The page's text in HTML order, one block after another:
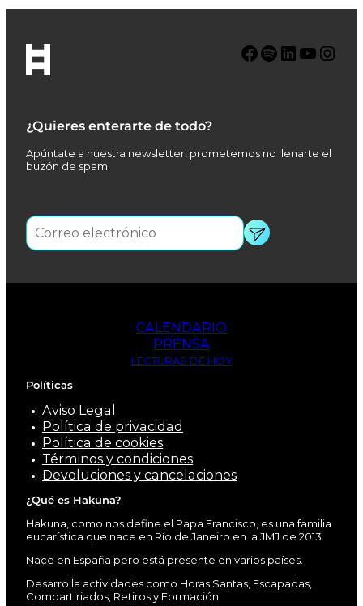
¿Quieres enterarte de todo?
Apúntate a nuestra newsletter, prometemos no llenarte el
buzón de spam.
Facebook Spotify LinkedIn YouTube Instagram
CALENDARIO
PRENSA
LECTURAS DE HOY
Políticas
Aviso Legal
Política de privacidad
Política de cookies
Términos y condiciones
Devoluciones y cancelaciones
¿Qué es Hakuna?
Hakuna, como nos define el Papa Francisco, es una familia
eucarística que nace en Río de Janeiro en la JMJ de 2013.
Nace en España pero está presente en varios países.
Desarrolla actividades como Horas Santas, Escapadas,
Compartiriados, Retiros y Formación.